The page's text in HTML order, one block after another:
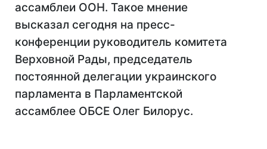
ассамблеи ООН. Такое мнение
высказал сегодня на пресс-
конференции руководитель комитета
Верховной Рады, председатель
постоянной делегации украинского
парламента в Парламентской
ассамблее ОБСЕ Олег Билорус.